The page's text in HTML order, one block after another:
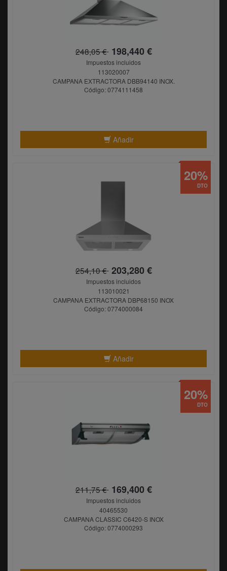
248,05 €198,440 €
Impuestos incluidos
113020007
CAMPANA EXTRACTORA DBB94140 INOX.
Código: 0774111458
Añadir
254,10 €203,280 €
Impuestos incluidos
113010021
CAMPANA EXTRACTORA DBP68150 INOX
Código: 0774000084
Añadir
DTO
20%
211,75 €169,400 €
Impuestos incluidos
40465530
CAMPANA CLASSIC C6420-S INOX
Código: 0774000293
DTO
20%